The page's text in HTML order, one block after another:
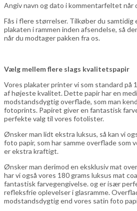
quantity
Angiv navn og dato i kommentarfeltet når
Fås i flere størrelser. Tilkøber du samtidig
plakaten i rammen inden afsendelse, så
når du modtager pakken fra os.
Vælg mellem flere slags kvalitetspapir
Vores plakater printer vi som standard på
af højeste kvalitet. Dette papir har en
modstandsdygtig overflade, som man
fotoprints. Papiret giver en fantastisk
perfekte valg til vores fotolister.
Ønsker man lidt ekstra luksus, så kan vi
foto papir, som har samme overflade som
er ekstra kraftigt.
Ønsker man derimod en eksklusiv mat
har vi også vores 180 grams luksus mat
fantastisk farvegengivelse. og er især
refleksfrie oplevelser i glasramme.
modstandsdygtig end vores satin foto